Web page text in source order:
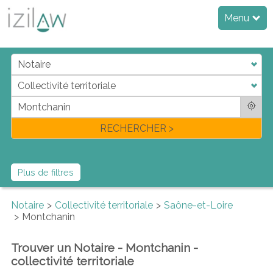
Menu
jdadi
fl
RECHERCHER >
Plus de filtres
Notaire Collectivité territoriale
Saône-et-Loire
Montchanin
Trouver un Notaire - Montchanin -
collectivité territoriale